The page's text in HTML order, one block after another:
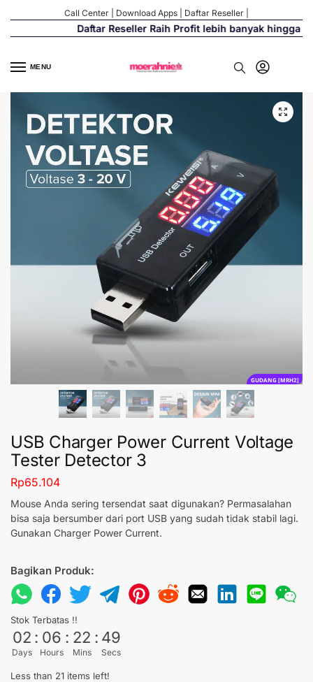
Call Center Download Apps Daftar Reseller
Daftar Reseller Raih Profit lebih banyak hingga
MENU
GUDANG [MRH2]
USB Charger Power Current Voltage
Tester Detector 3
Rp65.104
Mouse Anda sering tersendat saat digunakan? Permasalahan
bisa saja bersumber dari port USB yang sudah tidak stabil lagi.
Gunakan Charger Power Current.
Bagikan Produk:
Stok Terbatas !!
02
Days
: 06
Hours
: 22
Mins
: 49
Secs
Less than 21 items left!